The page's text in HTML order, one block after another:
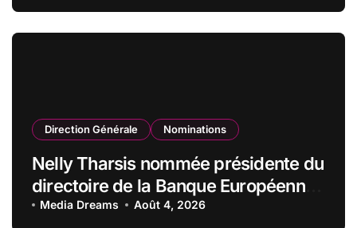
Direction Générale Nominations
Nelly Tharsis nommée présidente du
directoire de la Banque Européenne
du Crédit Mutuel
Media Dreams Août 4, 2026